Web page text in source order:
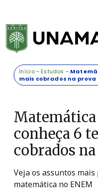
Início- Estudos -
mais cobrados na prova
conheça 6
cobrados
Veja os assuntos
matemática no ENEM